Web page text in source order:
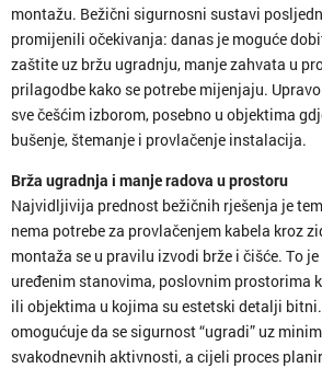
montažu. Bežični sigurnosni sustavi
promijenili očekivanja: danas je moguće
zaštite uz bržu ugradnju, manje zahvata u
prilagodbe kako se potrebe mijenjaju.
sve češćim izborom, posebno u objektima
bušenje, štemanje i provlačenje instalacija.
Brža ugradnja i manje radova u prostoru
Najvidljivija prednost bežičnih rješenja je
nema potrebe za provlačenjem kabela kroz
montaža se u pravilu izvodi brže i čišće. To
uređenim stanovima, poslovnim prostorima
ili objektima u kojima su estetski detalji
omogućuje da se sigurnost “ugradi” uz
svakodnevnih aktivnosti, a cijeli proces